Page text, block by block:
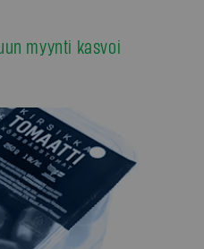
myynti kasvoi